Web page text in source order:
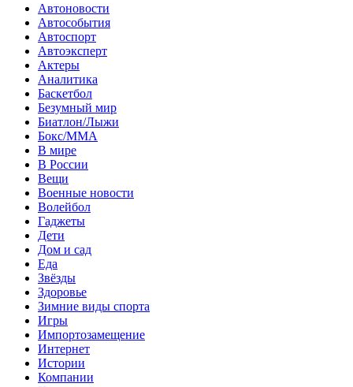
Автоновости
Автособытия
Автоспорт
Автоэксперт
Актеры
Аналитика
Баскетбол
Безумный мир
Биатлон/Лыжи
Бокс/MMA
В мире
В России
Вещи
Военные новости
Волейбол
Гаджеты
Дети
Дом и сад
Еда
Звёзды
Здоровье
Зимние виды спорта
Игры
Импортозамещение
Интернет
Истории
Компании